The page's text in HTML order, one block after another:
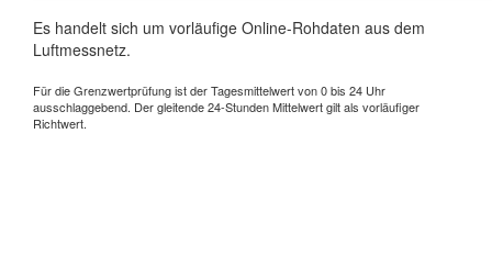
Es handelt sich um vorläufige Online-Rohdaten aus dem
Luftmessnetz.
Für die Grenzwertprüfung ist der Tagesmittelwert von 0 bis 24 Uhr
ausschlaggebend. Der gleitende 24-Stunden Mittelwert gilt als vorläufiger
Richtwert.